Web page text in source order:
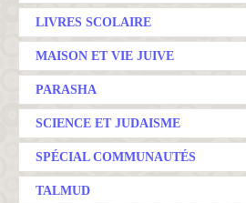
LIVRES SCOLAIRE
MAISON ET VIE JUIVE
PARASHA
SCIENCE ET JUDAISME
SPÉCIAL COMMUNAUTÉS
TALMUD